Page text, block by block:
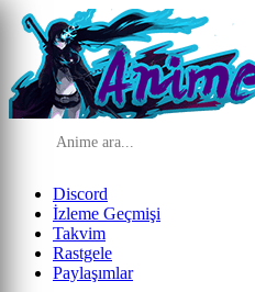
Discord
İzleme Geçmişi
Takvim
Rastgele
Paylaşımlar